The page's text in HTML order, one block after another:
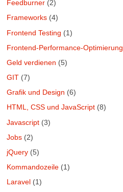
Feedburner (2)
Frameworks (4)
Frontend Testing (1)
Frontend-Performance-Optimierung
Geld verdienen (5)
GIT (7)
Grafik und Design (6)
HTML, CSS und JavaScript (8)
Javascript (3)
Jobs (2)
jQuery (5)
Kommandozeile (1)
Laravel (1)